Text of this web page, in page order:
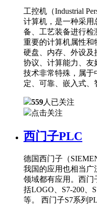
工控机（Industrial
计算机，是一种采用
备、工艺装备进行检
重要的计算机属性和
硬盘、内存、外设及
协议、计算能力、友
技术非常特殊，属于
定、可靠、嵌入式、
559人已关注
点击关注
西门子PLC
德国西门子（
我国的应用也相当广
领域都有应用。西门
括LOGO、S7-200、
等。 西门子S7系列